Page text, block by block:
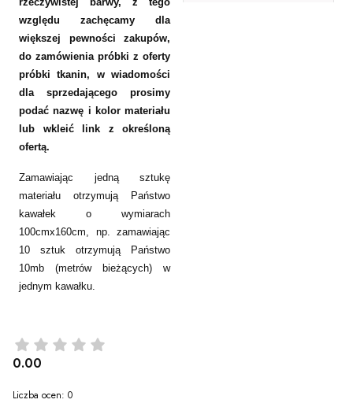
względu zachęcamy dla
większej pewności zakupów,
do zamówienia próbki z oferty
próbki tkanin, w wiadomości
dla sprzedającego prosimy
podać nazwę i kolor materiału
lub wkleić link z określoną
ofertą.
Zamawiając jedną sztukę
materiału otrzymują Państwo
kawałek o wymiarach
100cmx160cm, np. zamawiając
10 sztuk otrzymują Państwo
10mb (metrów bieżących) w
jednym kawałku.
0.00
Liczba ocen: 0